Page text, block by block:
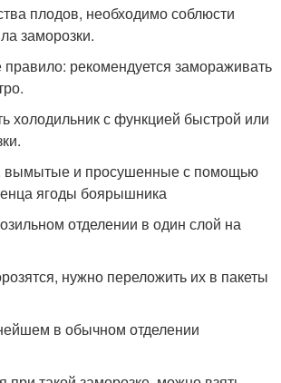
плодов, необходимо соблюсти
заморозки.
рекомендуется замораживать
холодильник с функцией быстрой или
вымытые и просушенные с помощью
ягоды боярышника
отделении в один слой на
нужно переложить их в пакеты
в обычном отделении